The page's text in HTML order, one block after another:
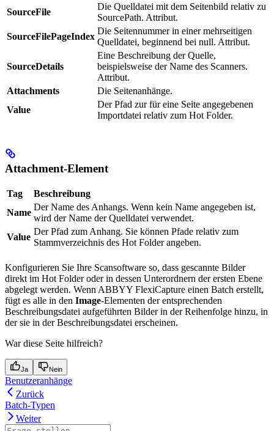
SourceFile
Die Quelldatei mit dem Seitenbild relativ zu
SourcePath. Attribut.
SourceFilePageIndex
Die Seitennummer in einer mehrseitigen
Quelldatei, beginnend bei null. Attribut.
SourceDetails
Eine Beschreibung der Quelle,
beispielsweise der Name des Scanners.
Attribut.
Attachments
Die Seitenanhänge.
Value
Der Pfad zur für eine Seite angegebenen
Importdatei relativ zum Hot Folder.
Attachment-Element
Tag
Beschreibung
Name
Der Name des Anhangs. Wenn kein Name angegeben ist,
wird der Name der Quelldatei verwendet.
Value
Der Pfad zum Anhang. Sie können Pfade relativ zum
Stammverzeichnis des Hot Folder angeben.
Konfigurieren Sie Ihre Scansoftware so, dass gescannte Bilder
direkt im Hot Folder oder in dessen Unterordnern der ersten Ebene
abgelegt werden. Wenn ABBYY FlexiCapture einen Batch erstellt,
fügt es alle in den Image-Elementen der entsprechenden
Beschreibungsdatei aufgeführten Bilder in der Reihenfolge hinzu, in
der sie in der Beschreibungsdatei erscheinen.
War diese Seite hilfreich?
Ja Nein
Benutzeranhänge
Zurück
Batch-Typen
Weiter